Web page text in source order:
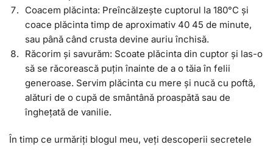
Coacem plăcinta: Preîncălzește cuptorul la 180°C și
coace plăcinta timp de aproximativ 40 45 de minute,
sau până când crusta devine auriu închisă.
Răcorim și savurăm: Scoate plăcinta din cuptor și las-o
să se răcorească puțin înainte de a o tăia în felii
generoase. Servim plăcinta cu mere și nucă cu poftă,
alături de o cupă de smântână proaspătă sau de
înghețată de vanilie.
În timp ce urmăriți blogul meu, veți descoperii secretele